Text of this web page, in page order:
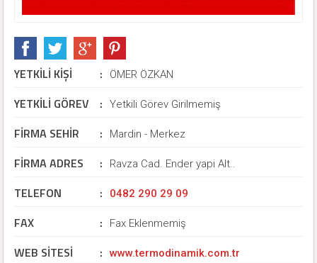
YETKİLİ KİŞİ : ÖMER ÖZKAN
YETKİLİ GÖREV : Yetkili Görev Girilmemiş
FİRMA SEHİR : Mardin - Merkez
FİRMA ADRES : Ravza Cad. Ender yapi Alt..
TELEFON : 0482 290 29 09
FAX : Fax Eklenmemiş
WEB SİTESİ : www.termodinamik.com.tr